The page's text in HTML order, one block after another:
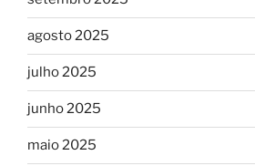
agosto 2025
julho 2025
junho 2025
maio 2025